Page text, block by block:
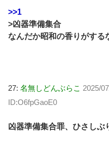
>>1
>凶器準備集合
なんだか昭和の香りがする
27: 名無しどんぶらこ 2025/
ID:O6fpGaoE0
凶器準備集合罪、ひさしぶ